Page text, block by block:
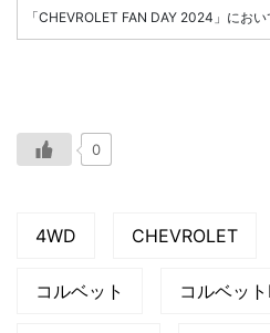
「CHEVROLET FAN DAY 2024」にお
0
4WD CHEVROLET
コルベット コルベッ